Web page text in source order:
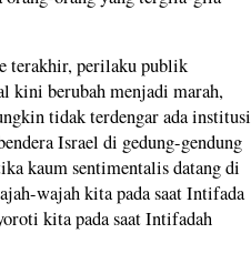
terakhir, perilaku publik
kini berubah menjadi marah,
tidak terdengar ada institusi
Israel di gedung-gendung
kaum sentimentalis datang di
wajah kita pada saat Intifada
kita pada saat Intifadah